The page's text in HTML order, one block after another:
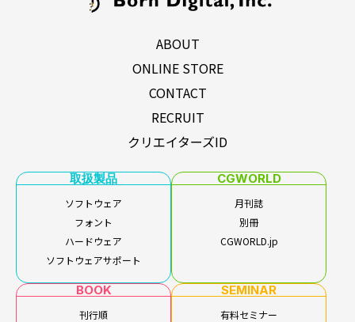
ABOUT
ONLINE STORE
CONTACT
RECRUIT
クリエイターズID
取扱製品
ソフトウェア
フォント
ハードウェア
ソフトウェアサポート
CGWORLD
月刊誌
別冊
CGWORLD.jp
BOOK
刊行順
SEMINAR
有料セミナー